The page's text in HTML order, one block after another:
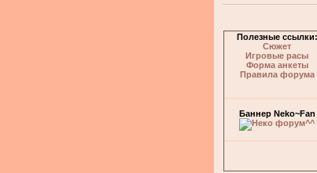
Полезные ссылки:
Сюжет
Игровые расы
Форма анкеты
Правила форума
Баннер Neko~Fan